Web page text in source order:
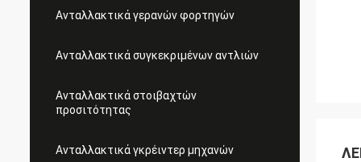
Ανταλλακτικά γερανών φορτηγών
Ανταλλακτικά συγκεκριμένων αντλιών
Ανταλλακτικά στοιβαχτών
προσιτότητας
Ανταλλακτικά γκρέιντερ μηχανών